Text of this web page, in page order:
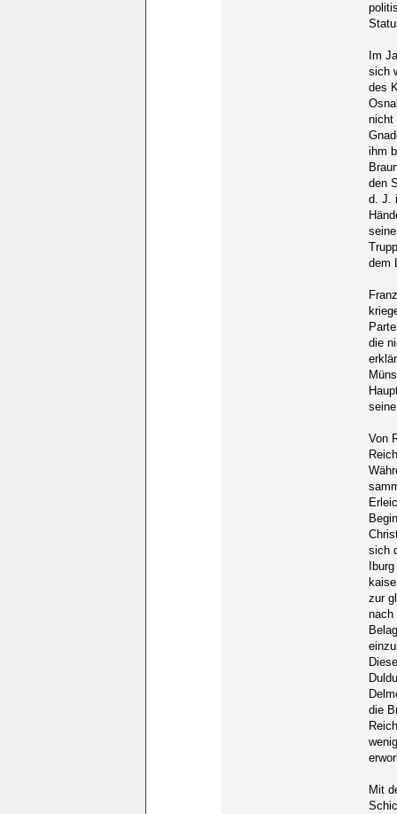
Im
sich
des
nicht
ihm
den
d. J.
dem
die
Von
sich
zur
nach
die
Mit